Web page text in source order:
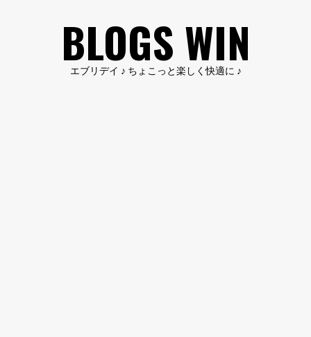
BLOGS WIN
エブリデイ ♪ ちょこっと楽しく快適に ♪